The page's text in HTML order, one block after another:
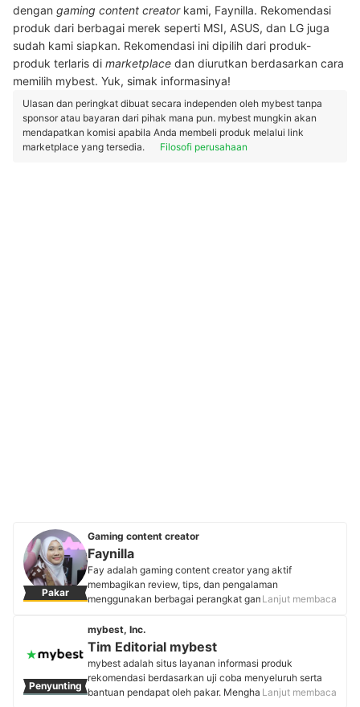
dengan gaming content creatorkami, Faynilla. Rekomendasi
produk dari berbagai merek seperti MSI, ASUS, dan LG juga
sudah kami siapkan. Rekomendasi ini dipilih dari produk-
produk terlaris di marketplace dan diurutkan berdasarkan cara
memilih mybest. Yuk, simak informasinya!
Ulasan dan peringkat dibuat secara independen oleh mybest tanpa
sponsor atau bayaran dari pihak mana pun. mybest mungkin akan
mendapatkan komisi apabila Anda membeli produk melalui link
marketplace yang tersedia.
Filosofi perusahaan
Pakar
Gaming content creator
Faynilla
Fay adalah gaming content creator yang aktif
membagikan review, tips, dan pengalaman
menggunakan berbagai perangkat gaming. Ia memulai
melalui kanal “Low Tech” dan di TikTok sejak 2020
dengan akun “faynillaa”. Selama perjalanannya, Fay 2
kali memenangkan lomba review dari Digital Alliance,
juara lomba modding keyboard dari Fantech, dan
pemenang lomba pamer setup oleh Enter Computer.
Dengan pengalaman dan keahliannya, Fay menjadi
Lanjut membaca
Penyunting
mybest, Inc.
Tim Editorial mybest
mybest adalah situs layanan informasi produk
rekomendasi berdasarkan uji coba menyeluruh serta
bantuan pendapat oleh pakar. Menghasilkan konten
Lanjut membaca